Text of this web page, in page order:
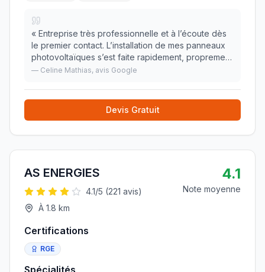
« Entreprise très professionnelle et à l’écoute dès
le premier contact. L’installation de mes panneaux
photovoltaïques s’est faite rapidement, proprement
et avec un excellent suivi. L’équipe a su répondre à
— Celine Mathias, avis Google
Devis Gratuit
AS ENERGIES
4.1/5 (221 avis)
À 1.8 km
4.1
Note moyenne
Certifications
RGE
Spécialités